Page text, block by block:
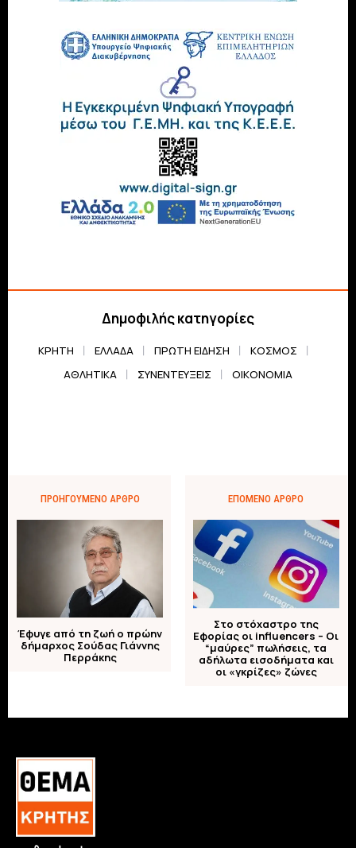
Δημοφιλής κατηγορίες
ΚΡΗΤΗ ΕΛΛΆΔΑ ΠΡΏΤΗ ΕΊΔΗΣΗ
ΚΌΣΜΟΣ
ΑΘΛΗΤΙΚΆ
ΣΥΝΕΝΤΕΎΞΕΙΣ ΟΙΚΟΝΟΜΊΑ
ΠΡΟΗΓΟΎΜΕΝΟ ΆΡΘΡΟ
Έφυγε από τη ζωή ο πρώην
δήμαρχος Σούδας Γιάννης
Περράκης
ΕΠΌΜΕΝΟ ΆΡΘΡΟ
Στο στόχαστρο της
Εφορίας οι influencers – Οι
“μαύρες” πωλήσεις, τα
αδήλωτα εισοδήματα και
οι «γκρίζες» ζώνες